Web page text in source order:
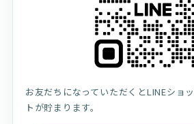
お友だちになっていただくとLINEショ
トが貯まります。